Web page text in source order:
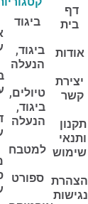
דף
בית
אודות
יצירת
קשר
תקנון
ותנאי
שימוש
הצהרת
נגישות
ביגוד
ביגוד,
הנעלה
טיולים,
ביגוד,
הנעלה
למטבח
ספורט